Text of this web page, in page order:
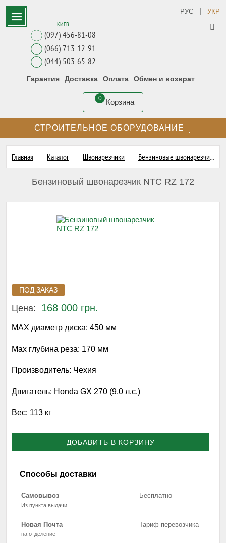
КИЕВ
(097) 456-81-08
(066) 713-12-91
(044) 503-65-82
Гарантия Доставка Оплата Обмен и возврат
0 Корзина
РУС | УКР
СТРОИТЕЛЬНОЕ ОБОРУДОВАНИЕ
Главная Каталог Швонарезчики Бензиновые швонарезчики
Бензиновый швонарезчик NTC RZ 172
ПОД ЗАКАЗ
Цена: 168 000 грн.
МАХ диаметр диска: 450 мм
Мах глубина реза: 170 мм
Производитель: Чехия
Двигатель: Honda GX 270 (9,0 л.с.)
Вес: 113 кг
ДОБАВИТЬ В КОРЗИНУ
Способы доставки
Самовывоз
Из пункта выдачи
Бесплатно
Новая Почта
на отделение
Тариф перевозчика